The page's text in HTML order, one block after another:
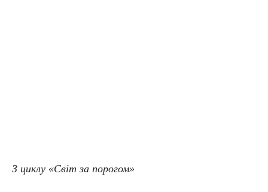
З циклу «Світ за порогом»